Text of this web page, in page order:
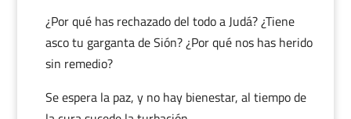
¿Por qué has rechazado del todo a Judá? ¿Tiene
asco tu garganta de Sión? ¿Por qué nos has herido
sin remedio?
Se espera la paz, y no hay bienestar, al tiempo de